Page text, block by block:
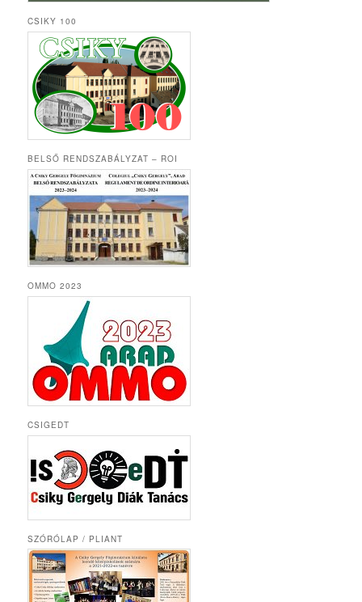
CSIKY 100
BELSŐ RENDSZABÁLYZAT – ROI
OMMO 2023
CSIGEDT
SZÓRÓLAP / PLIANT